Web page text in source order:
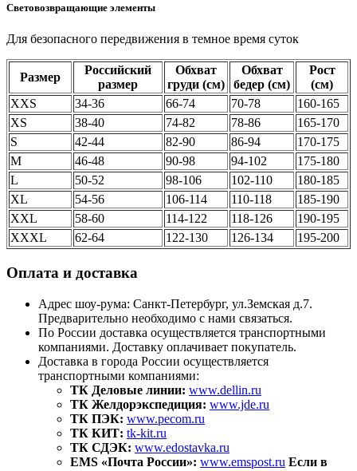
Световозвращающие элементы
Для безопасного передвижения в темное время суток
Размер
Российский
размер
Обхват
груди (см)
Обхват
бедер (см)
Рост
(см)
XXS
34-36 66-74 70-78
160-165
XS
38-40 74-82 78-86
165-170
S
42-44 82-90 86-94
170-175
M
46-48 90-98 94-102
175-180
L
50-52 98-106 102-110
180-185
XL
54-56 106-114 110-118
185-190
XXL
58-60 114-122 118-126
190-195
XXXL
62-64 122-130 126-134 195-200
Оплата и доставка
Адрес шоу-рума: Санкт-Петербург, ул.Земская д.7.
Предварительно необходимо с нами связаться.
По России доставка осуществляется транспортными
компаниями. Доставку оплачивает покупатель.
Доставка в города России осуществляется
транспортными компаниями:
ТК Деловые линии: www.dellin.ru
ТК Желдорэкспедиция: www.jde.ru
ТК ПЭК: www.pecom.ru
ТК КИТ: tk-kit.ru
ТК СДЭК: www.edostavka.ru
EMS «Почта России»: www.emspost.ru Если в